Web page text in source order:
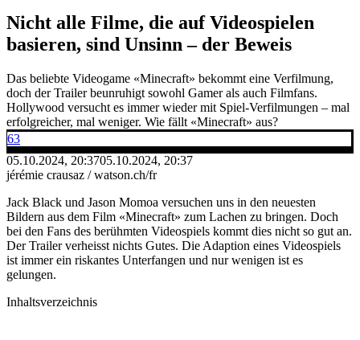
Nicht alle Filme, die auf Videospielen
basieren, sind Unsinn – der Beweis
Das beliebte Videogame «Minecraft» bekommt eine Verfilmung,
doch der Trailer beunruhigt sowohl Gamer als auch Filmfans.
Hollywood versucht es immer wieder mit Spiel-Verfilmungen – mal
erfolgreicher, mal weniger. Wie fällt «Minecraft» aus?
63
05.10.2024, 20:3705.10.2024, 20:37
jérémie crausaz / watson.ch/fr
Jack Black und Jason Momoa versuchen uns in den neuesten
Bildern aus dem Film «Minecraft» zum Lachen zu bringen. Doch
bei den Fans des berühmten Videospiels kommt dies nicht so gut an.
Der Trailer verheisst nichts Gutes. Die Adaption eines Videospiels
ist immer ein riskantes Unterfangen und nur wenigen ist es
gelungen.
Inhaltsverzeichnis